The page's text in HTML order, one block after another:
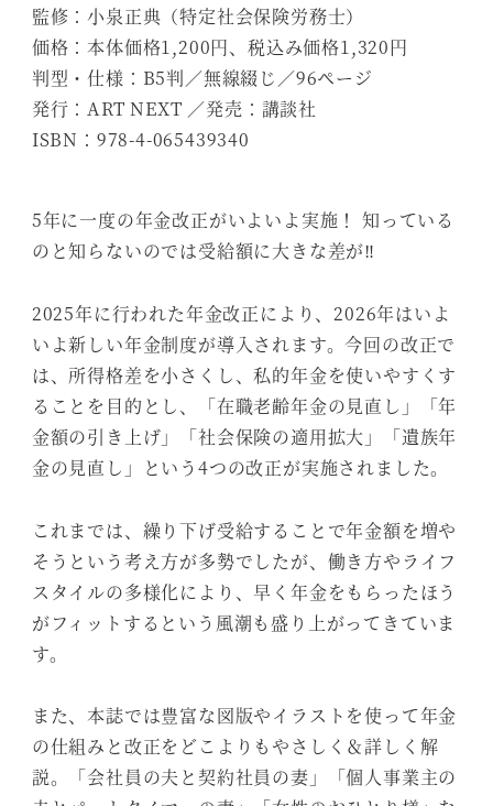
監修：小泉正典（特定社会保険労務士）
価格：本体価格1,200円、税込み価格1,320円
判型・仕様：B5判／無線綴じ／96ページ
発行：ART NEXT ／発売：講談社
ISBN：978-4-065439340
5年に一度の年金改正がいよいよ実施！ 知っている
のと知らないのでは受給額に大きな差が‼
2025年に行われた年金改正により、2026年はいよ
いよ新しい年金制度が導入されます。今回の改正で
は、所得格差を小さくし、私的年金を使いやすくす
ることを目的とし、「在職老齢年金の見直し」「年
金額の引き上げ」「社会保険の適用拡大」「遺族年
金の見直し」という4つの改正が実施されました。
これまでは、繰り下げ受給することで年金額を増や
そうという考え方が多勢でしたが、働き方やライフ
スタイルの多様化により、早く年金をもらったほう
がフィットするという風潮も盛り上がってきていま
す。
また、本誌では豊富な図版やイラストを使って年金
の仕組みと改正をどこよりもやさしく＆詳しく解
説。「会社員の夫と契約社員の妻」「個人事業主の